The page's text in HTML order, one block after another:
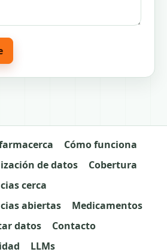
Cómo funciona
de datos
Cobertura
cerca
abiertas
Medicamentos
datos
Contacto
LLMs